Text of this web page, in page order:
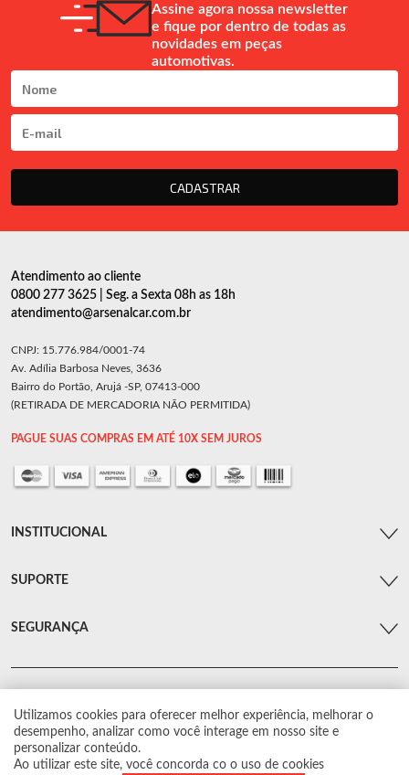
Assine agora nossa newsletter
e fique por dentro de todas as
novidades em peças
automotivas.
CADASTRAR
Utilizamos cookies para oferecer melhor experiência, melhorar o
desempenho, analizar como você interage em nosso site e
personalizar conteúdo.
Ao utilizar este site, você concorda co o uso de cookies
Atendimento ao cliente
0800 277 3625 | Seg. a Sexta 08h as 18h
atendimento@arsenalcar.com.br
CNPJ: 15.776.984/0001-74
Av. Adília Barbosa Neves, 3636
Bairro do Portão, Arujá -SP, 07413-000
(RETIRADA DE MERCADORIA NÃO PERMITIDA)
PAGUE SUAS COMPRAS EM ATÉ 10X SEM JUROS
INSTITUCIONAL
SUPORTE
SEGURANÇA
© Arsenal Car. Todos os direitos reservados.
Proibida reprodução total ou parcial. Preços e estoque sujeito a alterações sem
aviso prévio.